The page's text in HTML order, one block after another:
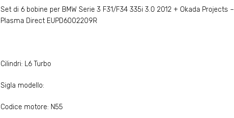
Set di 6 bobine per BMW Serie 3 F31/F34 335i 3.0 2012 + Okada Projects –
Plasma Direct EUPD6002209R
Cilindri: L6 Turbo
Sigla modello:
Codice motore: N55